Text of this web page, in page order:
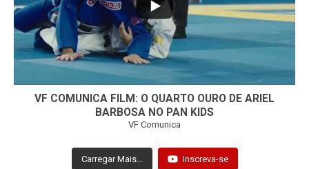
VF COMUNICA FILM: O QUARTO OURO DE ARIEL
BARBOSA NO PAN KIDS
VF Comunica
Carregar Mais... Inscreva-se